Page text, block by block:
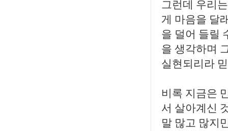
그런데 우리
게 마음을 달
을 덜어 들릴
을 생각하며
실현되리라
비록 지금은
서 살아계신
말 많고 많지